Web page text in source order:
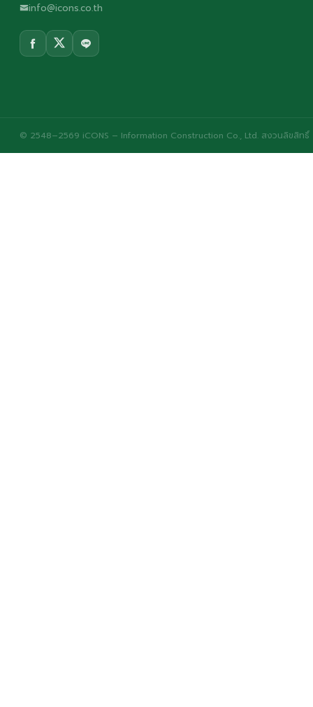
info@icons.co.th
© 2548–2569 iCONS – Information Construction Co., Ltd. สงวนลิขสิทธิ์